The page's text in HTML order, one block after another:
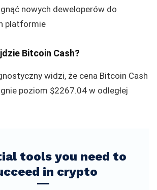
nowych deweloperów do
platformie
Bitcoin Cash?
widzi, że cena Bitcoin Cash
poziom $2267.04 w odległej
tools you need to
in crypto